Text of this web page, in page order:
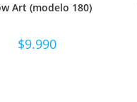
Art (modelo 180)
$9.990